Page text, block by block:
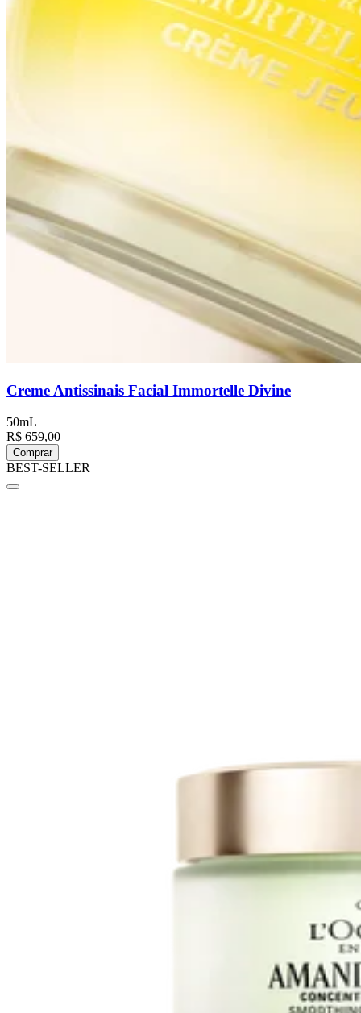
Creme Antissinais Facial Immortelle Divine
50mL
R$ 659,00
Comprar
BEST-SELLER